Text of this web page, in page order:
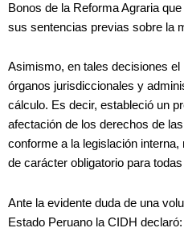
Bonos de la Reforma Agraria
sus sentencias previas sobre la
Asimismo, en tales decisiones el
órganos jurisdiccionales y
cálculo. Es decir, estableció un
afectación de los derechos de
conforme a la legislación
de carácter obligatorio para
Ante la evidente duda de una
Estado Peruano la CIDH declaró: